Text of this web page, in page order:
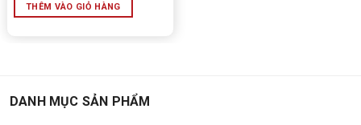
Mã hiệu C200EX / C260EX
THÊM VÀO GIỎ HÀNG
DANH MỤC SẢN PHẨM